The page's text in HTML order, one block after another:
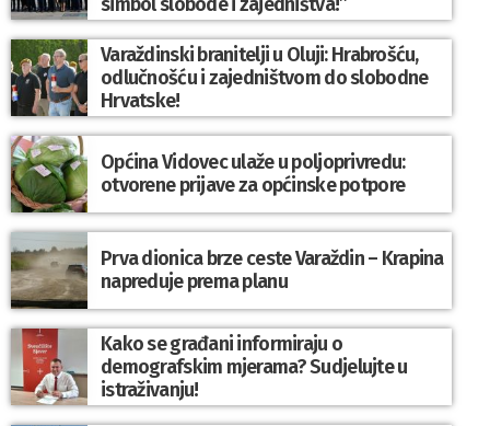
Varaždinski branitelji u Oluji: Hrabrošću,
odlučnošću i zajedništvom do slobodne
Hrvatske!
Općina Vidovec ulaže u poljoprivredu:
otvorene prijave za općinske potpore
Prva dionica brze ceste Varaždin – Krapina
napreduje prema planu
Kako se građani informiraju o
demografskim mjerama? Sudjelujte u
istraživanju!